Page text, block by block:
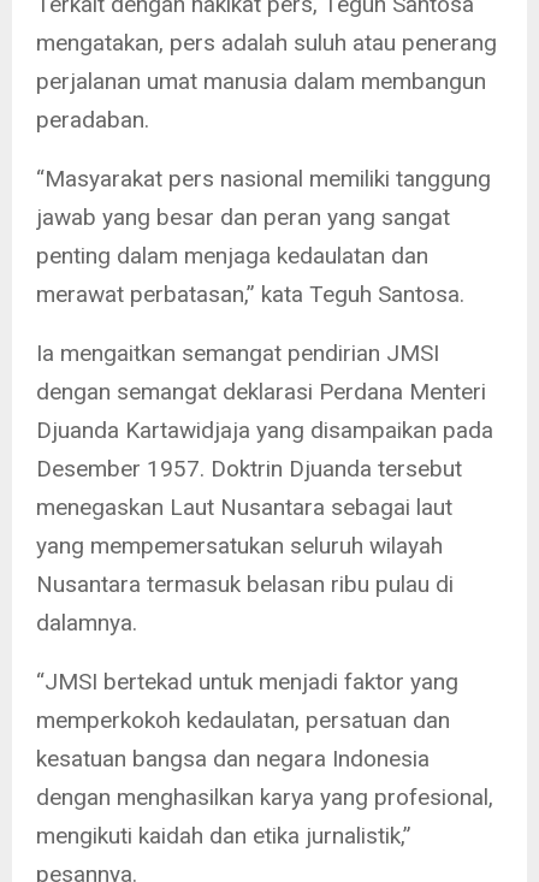
mengatakan, pers adalah suluh atau penerang
perjalanan umat manusia dalam membangun
peradaban.
“Masyarakat pers nasional memiliki tanggung
jawab yang besar dan peran yang sangat
penting dalam menjaga kedaulatan dan
merawat perbatasan,” kata Teguh Santosa.
Ia mengaitkan semangat pendirian JMSI
dengan semangat deklarasi Perdana Menteri
Djuanda Kartawidjaja yang disampaikan pada
Desember 1957. Doktrin Djuanda tersebut
menegaskan Laut Nusantara sebagai laut
yang mempemersatukan seluruh wilayah
Nusantara termasuk belasan ribu pulau di
dalamnya.
“JMSI bertekad untuk menjadi faktor yang
memperkokoh kedaulatan, persatuan dan
kesatuan bangsa dan negara Indonesia
dengan menghasilkan karya yang profesional,
mengikuti kaidah dan etika jurnalistik,”
pesannya.